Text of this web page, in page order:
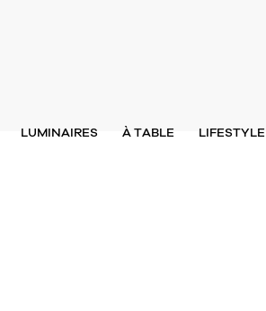
LUMINAIRES À TABLE LIFESTYLE